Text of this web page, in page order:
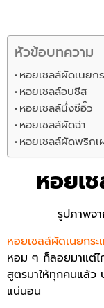
หัวข้อบทความ
หอยเชลล์ผัดเนยก
หอยเชลล์อบชีส
หอยเชลล์นึ่งซีอิ๊ว
หอยเชลล์ผัดฉ่า
หอยเชลล์ผัดพริกเ
หอยเ
รูปภาพจ
หอยเชลล์ผัดเนยกระ
หอม ๆ ก็ลอยมาแต่ไ
สูตรมาให้ทุกคนแล้ว
แน่นอน